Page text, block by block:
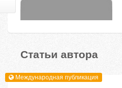
Статьи автора
Международная публикация